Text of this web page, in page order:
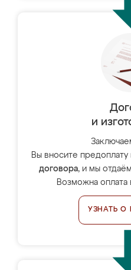
и
Вы вносите
договора, и мы
Возможна оплата
УЗНАТЬ О